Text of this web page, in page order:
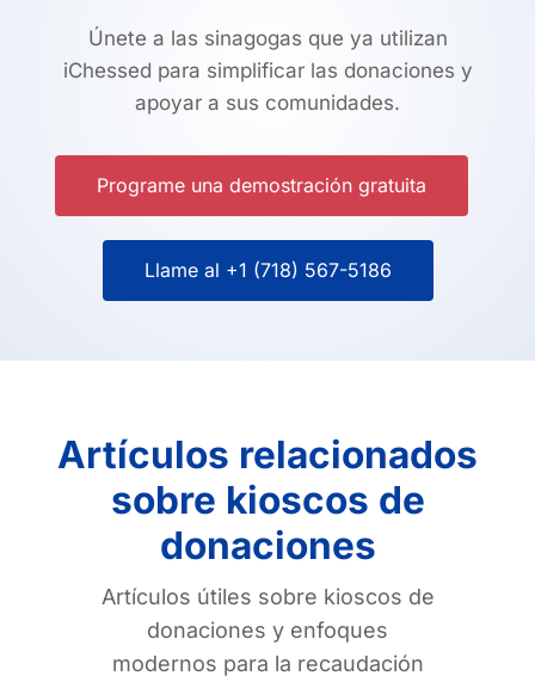
Únete a las sinagogas que ya utilizan
iChessed para simplificar las donaciones y
apoyar a sus comunidades.
Programe una demostración gratuita
Llame al +1 (718) 567-5186
Artículos relacionados
sobre kioscos de
donaciones
Artículos útiles sobre kioscos de
donaciones y enfoques
modernos para la recaudación